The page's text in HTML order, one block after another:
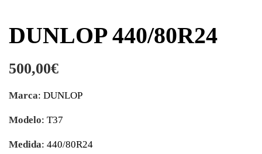
DUNLOP 440/80R24
500,00€
Marca: DUNLOP
Modelo: T37
Medida: 440/80R24